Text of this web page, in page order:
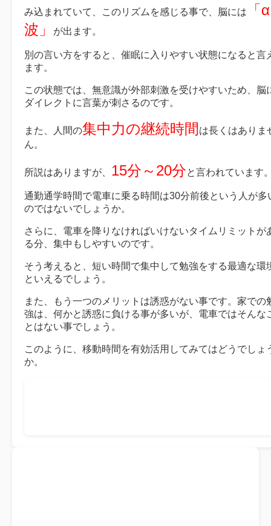
み込まれていて、このリズムを感じる事で、脳には
「α
波」
が出ます。
別の言い方をすると、催眠に入りやすい状態になると言
ます。
この状態では、無意識が外部刺激を受けやすいため、脳
ダイレクトに言葉が刺さるのです。
また、人間の集中力の継続時間は長くはありま
ん。
所説はありますが、 15分～20分と言われています
通勤通学時間で電車に乗る時間は30分前後という人が多
のではないでしょうか。
さらに、電車を降りなければいけないタイムリミットが
る分、集中もしやすいのです。
そう考えると、短い時間で集中して勉強をする最適な環
といえるでしょう。
また、もう一つのメリットは誘惑がない事です。家での
強は、何かと誘惑に負ける事が多いが、電車ではそんな
とはない事でしょう。
このように、移動時間を有効活用してみてはどうでしょ
か。